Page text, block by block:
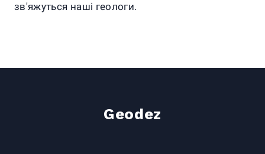
зв'яжуться наші геологи.
Geodez